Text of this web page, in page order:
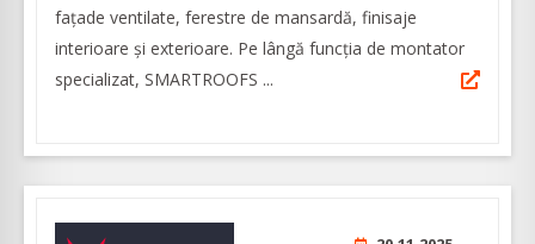
faţade ventilate, ferestre de mansardă, finisaje
interioare şi exterioare. Pe lângă funcția de montator
specializat, SMARTROOFS ...